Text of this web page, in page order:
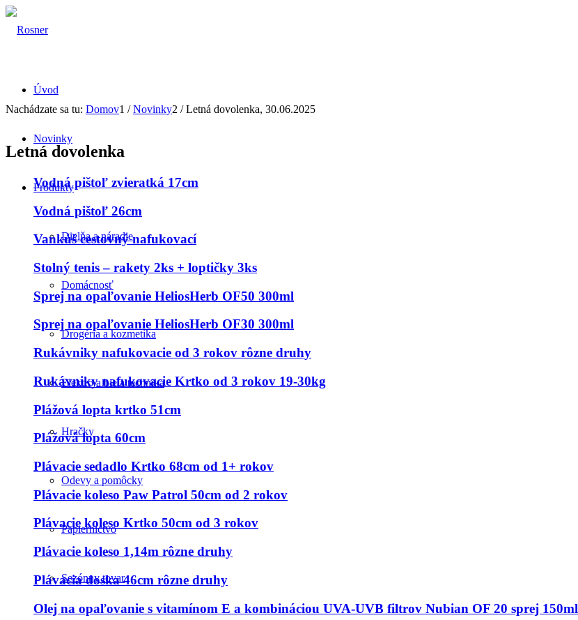
Úvod
Novinky
Produkty
Dielňa a náradie
Domácnosť
Drogéria a kozmetika
Elektro a biela technika
Hračky
Odevy a pomôcky
Papiernictvo
Sezónny tovar
Nachádzate sa tu: Domov1 / Novinky2 / Letná dovolenka, 30.06.2025
Letná dovolenka
Vodná pištoľ zvieratká 17cm
Vodná pištoľ 26cm
Vankúš cestovný nafukovací
Stolný tenis – rakety 2ks + loptičky 3ks
Sprej na opaľovanie HeliosHerb OF50 300ml
Sprej na opaľovanie HeliosHerb OF30 300ml
Rukávniky nafukovacie od 3 rokov rôzne druhy
Rukávniky nafukovacie Krtko od 3 rokov 19-30kg
Plážová lopta krtko 51cm
Plážová lopta 60cm
Plávacie sedadlo Krtko 68cm od 1+ rokov
Plávacie koleso Paw Patrol 50cm od 2 rokov
Plávacie koleso Krtko 50cm od 3 rokov
Plávacie koleso 1,14m rôzne druhy
Plávacia doska 46cm rôzne druhy
Olej na opaľovanie s vitamínom E a kombináciou UVA-UVB filtrov Nubian OF 20 sprej 150ml